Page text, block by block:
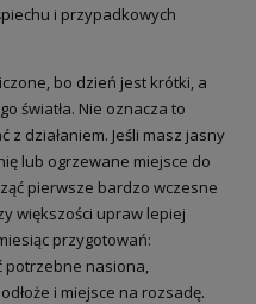
i przypadkowych
bo dzień jest krótki, a
światła. Nie oznacza to
z działaniem. Jeśli masz jasny
lub ogrzewane miejsce do
pierwsze bardzo wczesne
większości upraw lepiej
przygotowań:
potrzebne nasiona,
i miejsce na rozsadę.